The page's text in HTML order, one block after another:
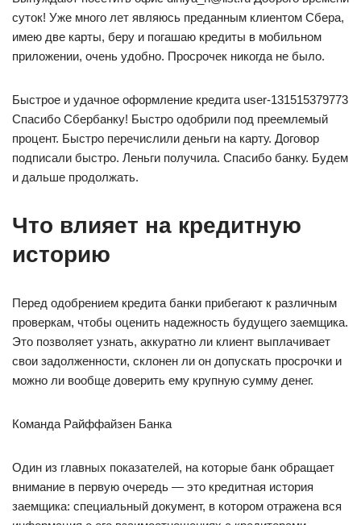
суток! Уже много лет являюсь преданным клиентом Сбера,
имею две карты, беру и погашаю кредиты в мобильном
приложении, очень удобно. Просрочек никогда не было.
Быстрое и удачное оформление кредита user-131515379773
Спасибо Сбербанку! Быстро одобрили под преемлемый
процент. Быстро перечислили деньги на карту. Договор
подписали быстро. Леньги получила. Спасибо банку. Будем
и дальше продолжать.
Что влияет на кредитную
историю
Перед одобрением кредита банки прибегают к различным
проверкам, чтобы оценить надежность будущего заемщика.
Это позволяет узнать, аккуратно ли клиент выплачивает
свои задолженности, склонен ли он допускать просрочки и
можно ли вообще доверить ему крупную сумму денег.
Команда Райффайзен Банка
Один из главных показателей, на которые банк обращает
внимание в первую очередь — это кредитная история
заемщика: специальный документ, в котором отражена вся